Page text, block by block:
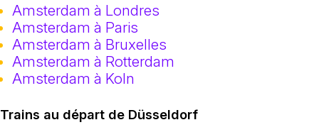
Amsterdam à Londres
Amsterdam à Paris
Amsterdam à Bruxelles
Amsterdam à Rotterdam
Amsterdam à Koln
Trains au départ de Düsseldorf